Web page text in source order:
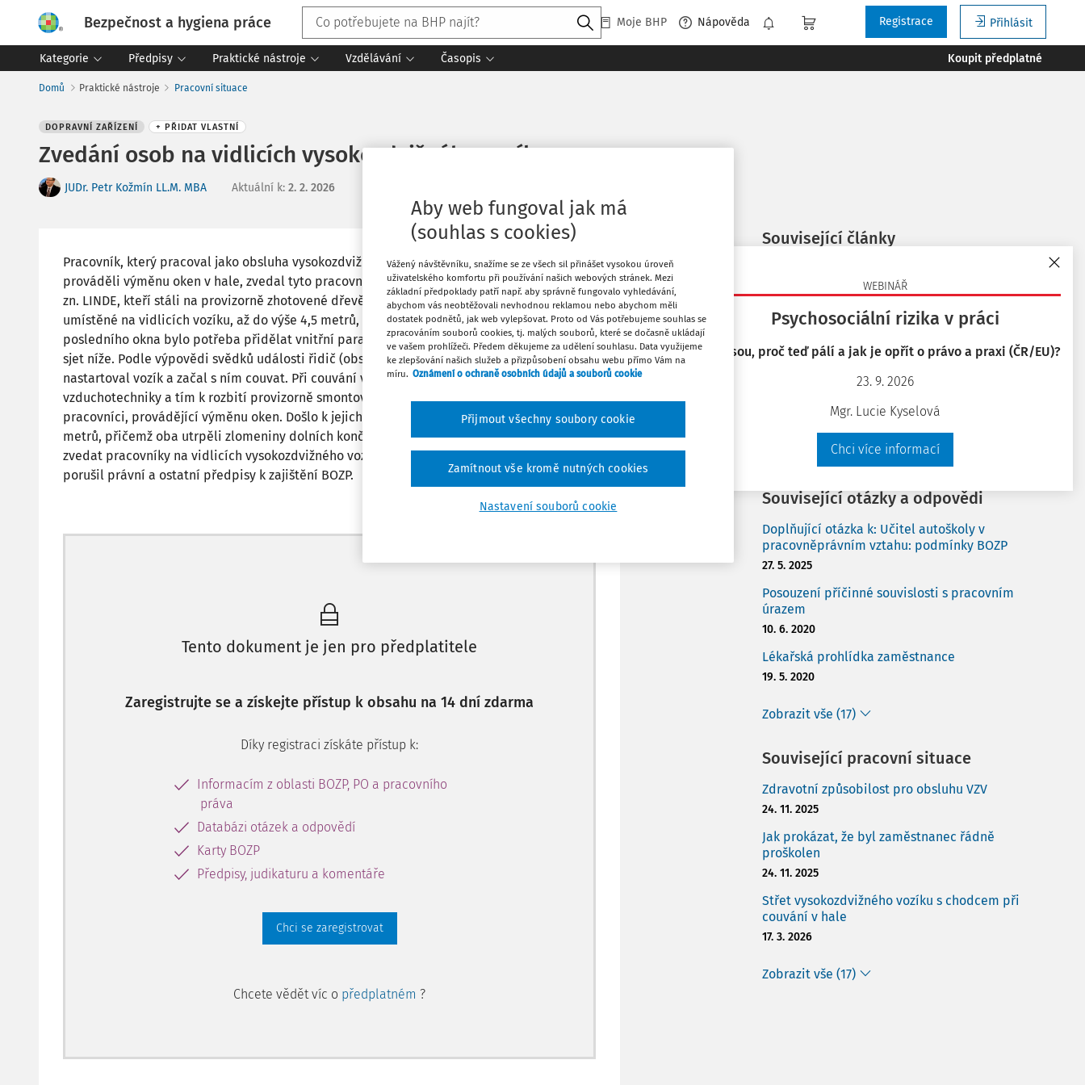
Bezpečnost a hygiena práce Moje BHP Nápověda Přihlásit
Registrace
Kategorie Předpisy Praktické nástroje Vzdělávání Časopis Koupit předplatné
WEBINÁŘ
Psychosociální rizika v práci
Co jsou, proč teď pálí a jak je opřít o právo a praxi (ČR/EU)?
23. 9. 2026
Mgr. Lucie Kyselová
Chci více informací
Domů Praktické nástroje Pracovní situace
DOPRAVNÍ ZAŘÍZENÍ + PŘIDAT VLASTNÍ
Zvedání osob na vidlicích vysokozdvižného vozíku
JUDr. Petr Kožmín LL.M. MBA Aktuální k: 2. 2. 2026
Pracovník, který pracoval jako obsluha vysokozdvižného vozíku na žádost pracovníků, kteří
prováděli výměnu oken v hale, zvedal tyto pracovníky na vidlicích vysokozdvižného vozíku
zn. LINDE, kteří stáli na provizorně zhotovené dřevěné plošině s oknem určeným k výměně,
umístěné na vidlicích vozíku, až do výše 4,5 metrů, kde prováděli výměnu oken. Po výměně
posledního okna bylo potřeba přidělat vnitřní parapet a s provizorní dřevěnou plošinou
sjet níže. Podle výpovědi svědků události řidič (obsluha) vysokozdvižného vozíku
nastartoval vozík a začal s ním couvat. Při couvání však došlo k nárazu plošiny do rozvodů
vzduchotechniky a tím k rozbití provizorně smontované dřevěné plošiny, na které stáli
pracovníci, provádějící výměnu oken. Došlo k jejich pádu na podlahu haly z výšky asi 4
metrů, přičemž oba utrpěli zlomeniny dolních končetin. Vyvstává otázka, zda je možné
zvedat pracovníky na vidlicích vysokozdvižného vozíku. A dále kdo a jakým způsobem
porušil právní a ostatní předpisy k zajištění BOZP.
Tento dokument je jen pro předplatitele
Zaregistrujte se a získejte přístup k obsahu na 14 dní zdarma
Díky registraci získáte přístup k:
Informacím z oblasti BOZP, PO a pracovního
práva
Databázi otázek a odpovědí
Karty BOZP
Předpisy, judikaturu a komentáře
Chci se zaregistrovat
Chcete vědět víc o předplatném ?
Tisknout
Oblíbené
Sdílet
Poznámka
Související články
Bezpečnost práce při používání zdvihacích
zařízení
8. 10. 2020
Bezpečnost práce při provozu motorových
Zobrazit vše (20)
Související otázky a odpovědi
Doplňující otázka k: Učitel autoškoly v
pracovněprávním vztahu: podmínky BOZP
27. 5. 2025
Posouzení příčinné souvislosti s pracovním
úrazem
10. 6. 2020
Lékařská prohlídka zaměstnance
19. 5. 2020
Zobrazit vše (17)
Související pracovní situace
Zdravotní způsobilost pro obsluhu VZV
24. 11. 2025
Jak prokázat, že byl zaměstnanec řádně
proškolen
24. 11. 2025
Střet vysokozdvižného vozíku s chodcem při
couvání v hale
17. 3. 2026
Zobrazit vše (17)
Aby web fungoval jak má
(souhlas s cookies)
Vážený návštěvníku, snažíme se ze všech sil přinášet vysokou úroveň
uživatelského komfortu při používání našich webových stránek. Mezi
základní předpoklady patří např. aby správně fungovalo vyhledávání,
abychom vás neobtěžovali nevhodnou reklamou nebo abychom měli
dostatek podnětů, jak web vylepšovat. Proto od Vás potřebujeme souhlas se
zpracováním souborů cookies, tj. malých souborů, které se dočasně ukládají
ve vašem prohlížeči. Předem děkujeme za udělení souhlasu. Data využijeme
ke zlepšování našich služeb a přizpůsobení obsahu webu přímo Vám na
míru. Oznámení o ochraně osobních údajů a souborů cookie
Nastavení souborů cookie
Zamítnout vše kromě nutných cookies
Přijmout všechny soubory cookie